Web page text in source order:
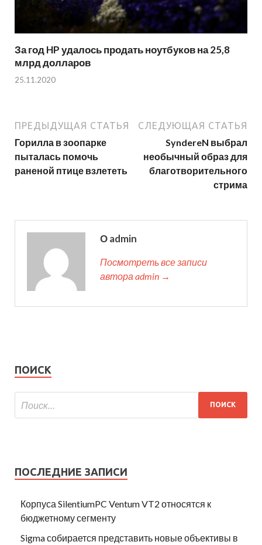
За год HP удалось продать ноутбуков на 25,8
млрд долларов
25.11.2020
ПРЕДЫДУЩАЯ СТАТЬЯ
Горилла в зоопарке
пыталась помочь
раненой птице взлететь
СЛЕДУЮЩАЯ СТАТЬЯ
SyndereN выбрал
необычный образ для
благотворительного
стрима
О admin
Посмотреть все записи
автора admin →
ПОИСК
ПОСЛЕДНИЕ ЗАПИСИ
Корпуса SilentiumPC Ventum VT2 относятся к
бюджетному сегменту
Sigma собирается представить новые объективы в